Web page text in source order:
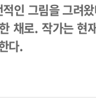
인 그림을 그려
채로. 작가는 현
다.